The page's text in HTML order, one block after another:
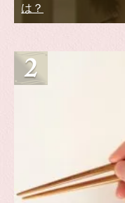
は？